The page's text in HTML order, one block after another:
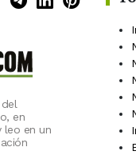
en
leo en un